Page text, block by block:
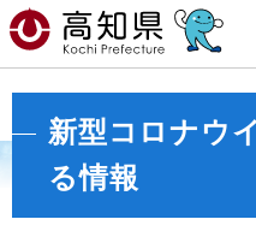
新型コロナウ
る情報